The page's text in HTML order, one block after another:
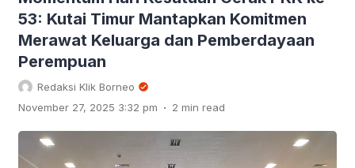
53: Kutai Timur Mantapkan Komitmen
Merawat Keluarga dan Pemberdayaan
Perempuan
Redaksi Klik Borneo
November 27, 2025 3:32 pm . 2 min read